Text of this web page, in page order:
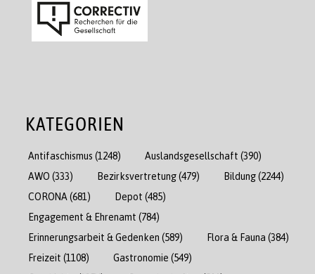
KATEGORIEN
Antifaschismus (1248) Auslandsgesellschaft (390)
AWO (333) Bezirksvertretung(479) Bildung(2244)
CORONA (681) Depot (485)
Engagement & Ehrenamt (784)
Erinnerungsarbeit & Gedenken (589) Flora & Fauna (384)
Freizeit (1108) Gastronomie (549)